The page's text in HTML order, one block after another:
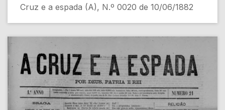
Cruz e a espada (A), N.º 0020 de 10/06/1882